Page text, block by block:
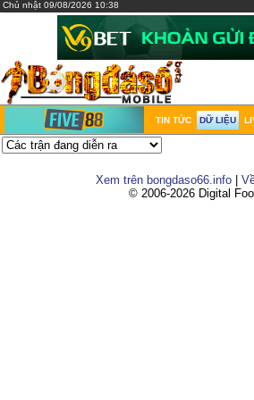
Chủ nhật 09/08/2026 10:38
TIN TỨC DỮ LIỆU
Xem trên bongdaso66.info
© 2006-2026 Digital